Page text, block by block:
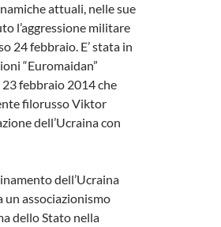
attuali, nelle sue
l’aggressione militare
24 febbraio. E’ stata in
“Euromaidan”
febbraio 2014 che
filorusso Viktor
dell’Ucraina con
dell’Ucraina
un associazionismo
dello Stato nella